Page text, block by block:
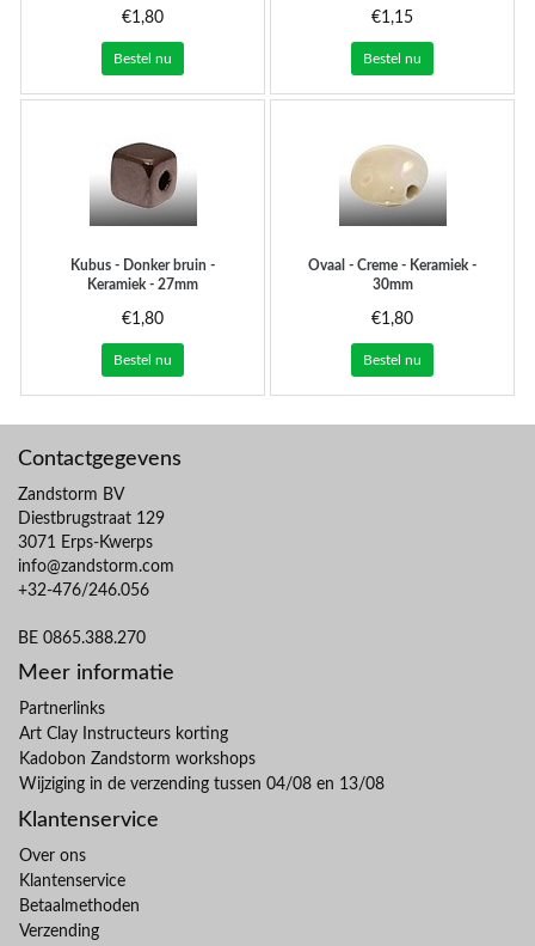
€1,80
Bestel nu
€1,15
Bestel nu
Kubus - Donker bruin -
Keramiek - 27mm
€1,80
Bestel nu
Ovaal - Creme - Keramiek -
30mm
€1,80
Bestel nu
Contactgegevens
Zandstorm BV
Diestbrugstraat 129
3071 Erps-Kwerps
info@zandstorm.com
+32-476/246.056
BE 0865.388.270
Meer informatie
Partnerlinks
Art Clay Instructeurs korting
Kadobon Zandstorm workshops
Wijziging in de verzending tussen 04/08 en 13/08
Klantenservice
Over ons
Klantenservice
Betaalmethoden
Verzending